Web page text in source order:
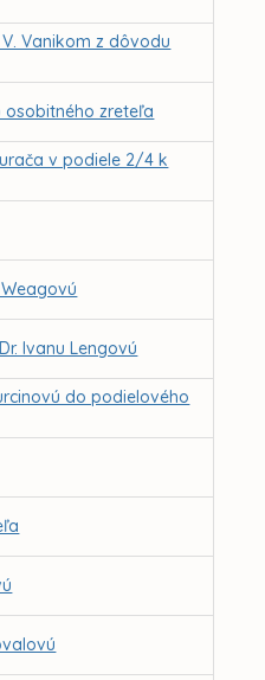
Vanikom z dôvodu
osobitného zreteľa
v podiele 2/4 k
Ivanu Lengovú
do podielového